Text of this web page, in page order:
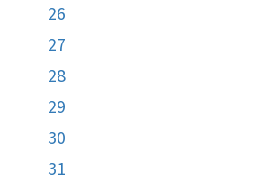
26
27
28
29
30
31